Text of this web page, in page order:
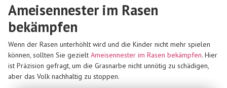
Ameisennester im Rasen
bekämpfen
Wenn der Rasen unterhöhlt wird und die Kinder nicht mehr spielen
können, sollten Sie gezielt Ameisennester im Rasen bekämpfen. Hier
ist Präzision gefragt, um die Grasnarbe nicht unnötig zu schädigen,
aber das Volk nachhaltig zu stoppen.